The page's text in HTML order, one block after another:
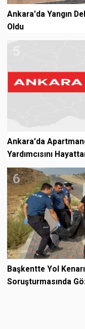
Ankara'da Yangın
Oldu
5
Ankara'da
Yardımcısını
6
Başkentte Yol
Soruşturmasında